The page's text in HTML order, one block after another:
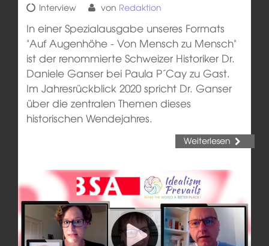
Interview von Redaktion
In einer Spezialausgabe unseres Formats
"Auf Augenhöhe - Von Mensch zu Mensch"
ist der renommierte Schweizer Historiker Dr.
Daniele Ganser bei Paula P´Cay zu Gast.
Im Jahresrückblick 2020 spricht Dr. Ganser
über die zentralen Themen dieses
historischen Wendejahres.
Weiterlesen